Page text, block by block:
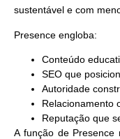
sustentável e com
Presence engloba:
Conteúdo
SEO que
Autoridade
Relacionamento
Reputação que
A função de